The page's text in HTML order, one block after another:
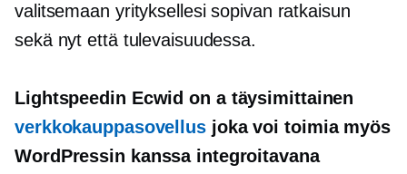
valitsemaan yrityksellesi sopivan ratkaisun
sekä nyt että tulevaisuudessa.
Lightspeedin Ecwid on a täysimittainen
verkkokauppasovellus joka voi toimia myös
WordPressin kanssa integroitavana